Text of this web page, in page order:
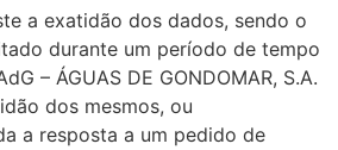
a exatidão dos dados, sendo o
durante um período de tempo
– ÁGUAS DE GONDOMAR, S.A.
dos mesmos, ou
a resposta a um pedido de